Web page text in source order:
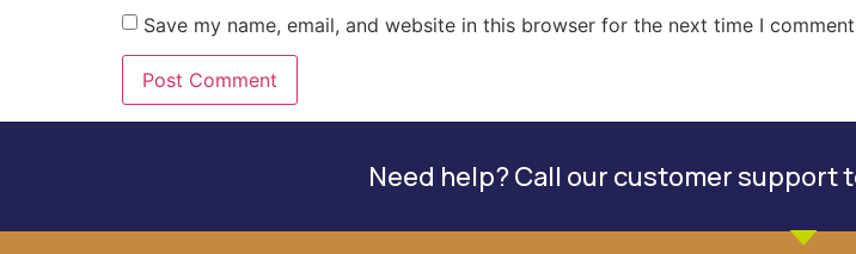
Save my name, email, and website in this browser for the next time I
Need help? Call our customer support